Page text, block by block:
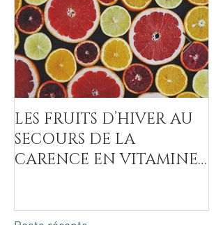
LES FRUITS D’HIVER AU
SECOURS DE LA
CARENCE EN VITAMINE